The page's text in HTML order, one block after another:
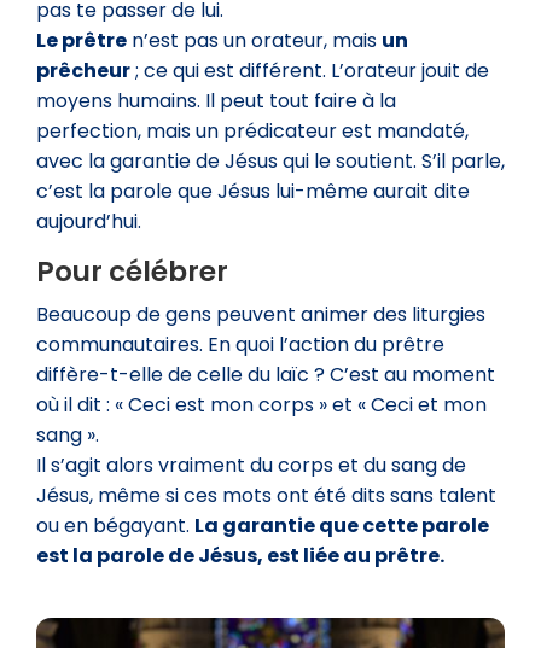
pas te passer de lui.
Le prêtre n’est pas un orateur, mais un
prêcheur; ce qui est différent. L’orateur jouit de
moyens humains. Il peut tout faire à la
perfection, mais un prédicateur est mandaté,
avec la garantie de Jésus qui le soutient. S’il parle,
c’est la parole que Jésus lui-même aurait dite
aujourd’hui.
Pour célébrer
Beaucoup de gens peuvent animer des liturgies
communautaires. En quoi l’action du prêtre
diffère-t-elle de celle du laïc ? C’est au moment
où il dit : « Ceci est mon corps » et « Ceci et mon
sang ».
Il s’agit alors vraiment du corps et du sang de
Jésus, même si ces mots ont été dits sans talent
ou en bégayant. La garantie que cette parole
est la parole de Jésus, est liée au prêtre.